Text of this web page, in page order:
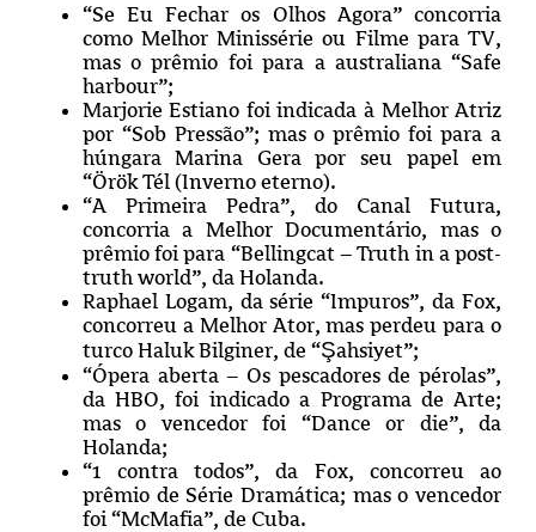
“Se Eu Fechar os Olhos Agora” concorria
como Melhor Minissérie ou Filme para TV,
mas o prêmio foi para a australiana “Safe
harbour”;
Marjorie Estiano foi indicada à Melhor Atriz
por “Sob Pressão”; mas o prêmio foi para a
húngara Marina Gera por seu papel em
“Örök Tél (Inverno eterno).
“A Primeira Pedra”, do Canal Futura,
concorria a Melhor Documentário, mas o
prêmio foi para “Bellingcat – Truth in a post-
truth world”, da Holanda.
Raphael Logam, da série “Impuros”, da Fox,
concorreu a Melhor Ator, mas perdeu para o
turco Haluk Bilginer, de “Şahsiyet”;
“Ópera aberta – Os pescadores de pérolas”,
da HBO, foi indicado a Programa de Arte;
mas o vencedor foi “Dance or die”, da
Holanda;
“1 contra todos”, da Fox, concorreu ao
prêmio de Série Dramática; mas o vencedor
foi “McMafia”, de Cuba.